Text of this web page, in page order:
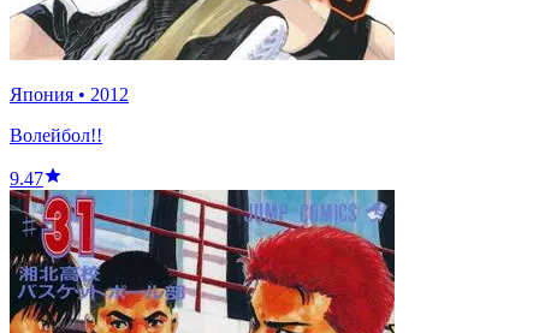
Япония • 2012
Волейбол!!
9.47